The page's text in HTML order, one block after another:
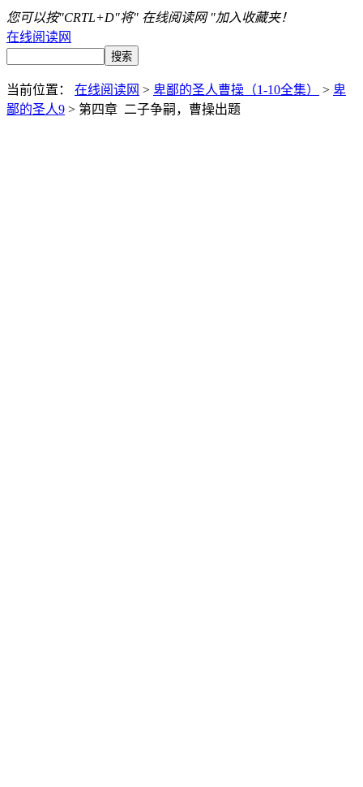
您可以按"CRTL+D"将" 在线阅读网 "加入收藏夹！
在线阅读网
当前位置： 在线阅读网 > 卑鄙的圣人曹操（1-10全集） > 卑
鄙的圣人9 > 第四章 二子争嗣，曹操出题